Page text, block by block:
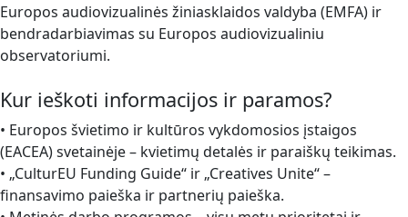
Europos audiovizualinės žiniasklaidos valdyba (EMFA) ir
bendradarbiavimas su Europos audiovizualiniu
observatoriumi.
Kur ieškoti informacijos ir paramos?
• Europos švietimo ir kultūros vykdomosios įstaigos
(EACEA) svetainėje – kvietimų detalės ir paraiškų teikimas.
• „CulturEU Funding Guide“ ir „Creatives Unite“ –
finansavimo paieška ir partnerių paieška.